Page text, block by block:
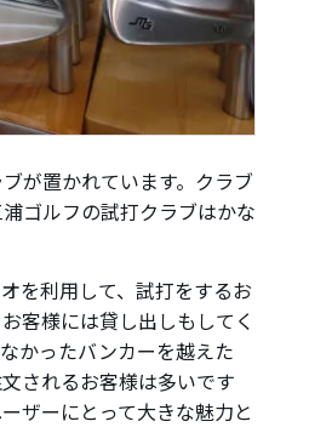
が置かれています。クラブ
ゴルフの試打クラブはかな
を利用して、試打をするお
客様には貸し出しもしてく
かったバンカーを越えた
されるお客様は多いです
ザーにとって大きな魅力と